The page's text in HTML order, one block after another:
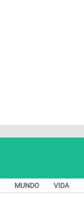
MUNDO VIDA